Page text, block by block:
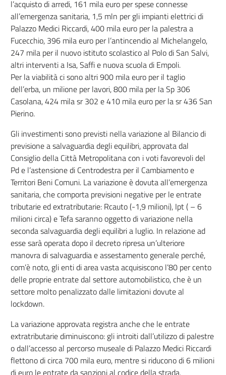
l’acquisto di arredi, 161 mila euro per spese connesse
all’emergenza sanitaria, 1,5 mln per gli impianti elettrici di
Palazzo Medici Riccardi, 400 mila euro per la palestra a
Fucecchio, 396 mila euro per l’antincendio al Michelangelo,
247 mila per il nuovo istituto scolastico al Polo di San Salvi,
altri interventi a Isa, Saffi e nuova scuola di Empoli.
Per la viabilità ci sono altri 900 mila euro per il taglio
dell’erba, un milione per lavori, 800 mila per la Sp 306
Casolana, 424 mila sr 302 e 410 mila euro per la sr 436 San
Pierino.
Gli investimenti sono previsti nella variazione al Bilancio di
previsione a salvaguardia degli equilibri, approvata dal
Consiglio della Città Metropolitana con i voti favorevoli del
Pd e l’astensione di Centrodestra per il Cambiamento e
Territori Beni Comuni. La variazione è dovuta all’emergenza
sanitaria, che comporta previsioni negative per le entrate
tributarie ed extratributarie: Rcauto (-1,9 milioni), Ipt ( – 6
milioni circa) e Tefa saranno oggetto di variazione nella
seconda salvaguardia degli equilibri a luglio. In relazione ad
esse sarà operata dopo il decreto ripresa un’ulteriore
manovra di salvaguardia e assestamento generale perché,
com’è noto, gli enti di area vasta acquisiscono l’80 per cento
delle proprie entrate dal settore automobilistico, che è un
settore molto penalizzato dalle limitazioni dovute al
lockdown.
La variazione approvata registra anche che le entrate
extratributarie diminuiscono: gli introiti dall’utilizzo di palestre
o dall’accesso al percorso museale di Palazzo Medici Riccardi
flettono di circa 700 mila euro, mentre si riducono di 6 milioni
di euro le entrate da sanzioni al codice della strada.